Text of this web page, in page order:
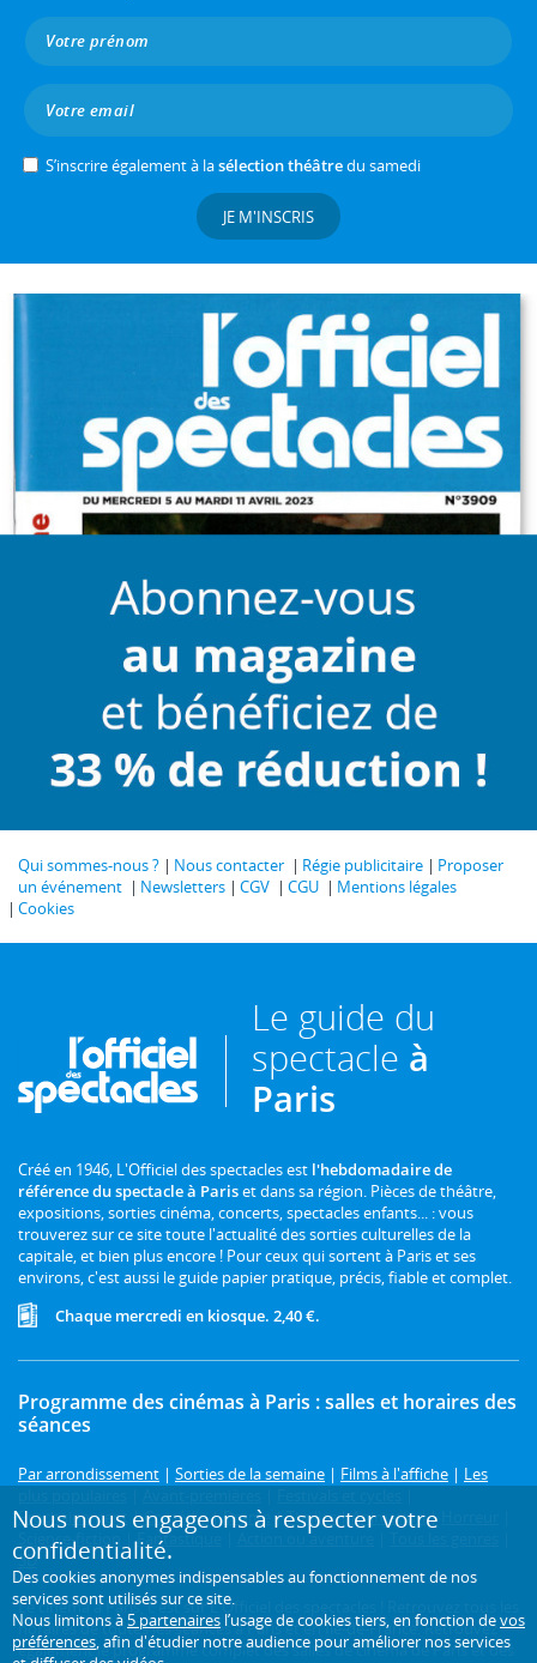
S’inscrire également à lasélection théâtredu samedi
JE M'INSCRIS
Qui sommes-nous ? Nous contacter Régie publicitaire
Proposer
un événement
Newsletters CGV CGU
Mentions légales
Cookies
Le guide du
spectacle à
Paris
Créé en 1946, L'Officiel des spectacles est l'hebdomadaire de
référence du spectacle à Pariset dans sa région. Pièces de théâtre,
expositions, sorties cinéma, concerts, spectacles enfants... : vous
trouverez sur ce site toute l'actualité des sorties culturelles de la
capitale, et bien plus encore ! Pour ceux qui sortent à Paris et ses
environs, c'est aussi le guide papier pratique, précis, fiable et complet.
Chaque mercredi en kiosque. 2,40 €.
Programme des cinémas à Paris : salles et horaires des
séances
Par arrondissement | Sorties de la semaine | Films à l'affiche | Les
Prochainement |Comédie|Drame |Thriller|Animation|
Science-fiction
|Fantastique Action ou aventure
3D
Le cinéma à Paris, c'est sur L'Officiel des spectacles ! Retrouvez tous les
horaires de toutes les séances à Paris et en Île-de-France. Retrouvez
également le programme complet des salles de cinéma de Paris et des
Nous nous engageons à respecter votre
confidentialité.
Des cookies anonymes indispensables au fonctionnement de nos
services sont utilisés sur ce site.
Nous limitons à 5 partenaires l’usage de cookies tiers, en fonction devos
préférences, afin d'étudier notre audience pour améliorer nos services